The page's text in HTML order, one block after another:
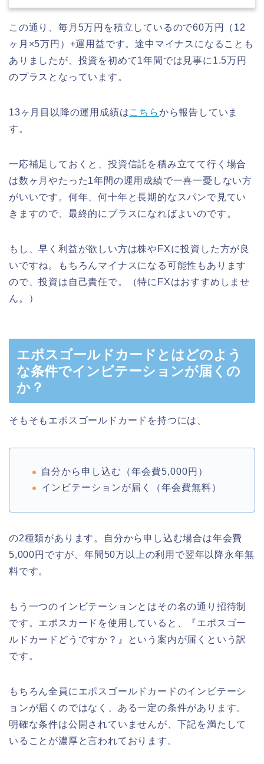
この通り、毎月5万円を積立しているので60万円（12
ヶ月×5万円）+運用益です。途中マイナスになることも
ありましたが、投資を初めて1年間では見事に1.5万円
のプラスとなっています。
13ヶ月目以降の運用成績はこちらから報告していま
す。
一応補足しておくと、投資信託を積み立てて行く場合
は数ヶ月やたった1年間の運用成績で一喜一憂しない方
がいいです。何年、何十年と長期的なスパンで見てい
きますので、最終的にプラスになればよいのです。
もし、早く利益が欲しい方は株やFXに投資した方が良
いですね。もちろんマイナスになる可能性もあります
ので、投資は自己責任で。（特にFXはおすすめしませ
ん。）
エポスゴールドカードとはどのよう
な条件でインビテーションが届くの
か？
そもそもエポスゴールドカードを持つには、
自分から申し込む（年会費5,000円）
インビテーションが届く（年会費無料）
の2種類があります。自分から申し込む場合は年会費
5,000円ですが、年間50万以上の利用で翌年以降永年無
料です。
もう一つのインビテーションとはその名の通り招待制
です。エポスカードを使用していると、『エポスゴー
ルドカードどうですか？』という案内が届くという訳
です。
もちろん全員にエポスゴールドカードのインビテーシ
ョンが届くのではなく、ある一定の条件があります。
明確な条件は公開されていませんが、下記を満たして
いることが濃厚と言われております。